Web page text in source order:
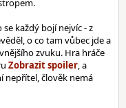
každý bojí nejvíc - z
o co tam vůbec jde a
zvuku. Hra hráče
, a
nepřítel, člověk nemá